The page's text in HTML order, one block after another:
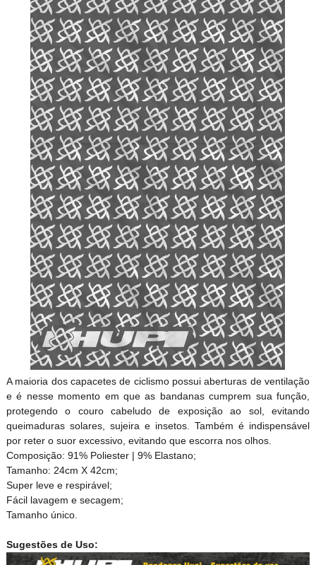
A maioria dos capacetes de ciclismo possui aberturas de ventilação
e é nesse momento em que as bandanas cumprem sua função,
protegendo o couro cabeludo de exposição ao sol, evitando
queimaduras solares, sujeira e insetos. Também é indispensável
por reter o suor excessivo, evitando que escorra nos olhos.
Composição: 91% Poliester | 9% Elastano;
Tamanho: 24cm X 42cm;
Super leve e respirável;
Fácil lavagem e secagem;
Tamanho único.
Sugestões de Uso: